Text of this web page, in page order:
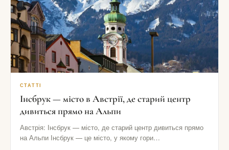
СТАТТІ
Інсбрук — місто в Австрії, де старий центр
дивиться прямо на Альпи
Австрія: Інсбрук — місто, де старий центр дивиться прямо
на Альпи Інсбрук — це місто, у якому гори…